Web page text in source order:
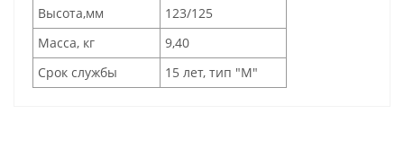
Высота,мм
123/125
Масса, кг
9,40
Срок службы
15 лет, тип "М"